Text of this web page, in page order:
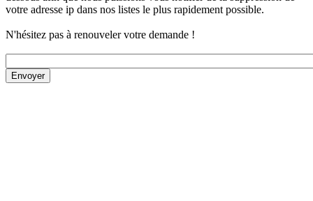
votre adresse ip dans nos listes le plus rapidement possible.
N'hésitez pas à renouveler votre demande !